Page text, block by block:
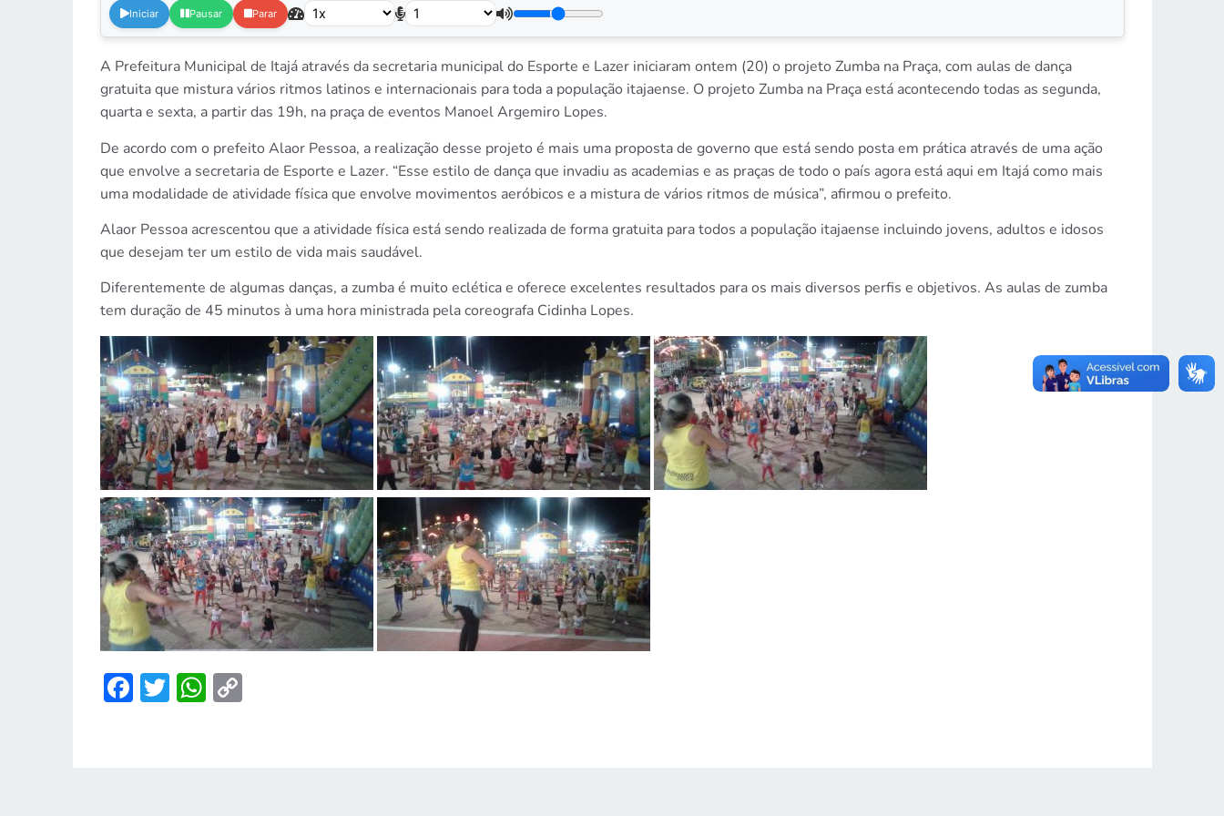
Iniciar Pausar Parar
A Prefeitura Municipal de Itajá através da secretaria municipal do Esporte e Lazer iniciaram ontem (20) o projeto Zumba na Praça, com aulas de dança
gratuita que mistura vários ritmos latinos e internacionais para toda a população itajaense. O projeto Zumba na Praça está acontecendo todas as segunda,
quarta e sexta, a partir das 19h, na praça de eventos Manoel Argemiro Lopes.
De acordo com o prefeito Alaor Pessoa, a realização desse projeto é mais uma proposta de governo que está sendo posta em prática através de uma ação
que envolve a secretaria de Esporte e Lazer. “Esse estilo de dança que invadiu as academias e as praças de todo o país agora está aqui em Itajá como mais
uma modalidade de atividade física que envolve movimentos aeróbicos e a mistura de vários ritmos de música”, afirmou o prefeito.
Alaor Pessoa acrescentou que a atividade física está sendo realizada de forma gratuita para todos a população itajaense incluindo jovens, adultos e idosos
que desejam ter um estilo de vida mais saudável.
Diferentemente de algumas danças, a zumba é muito eclética e oferece excelentes resultados para os mais diversos perfis e objetivos. As aulas de zumba
tem duração de 45 minutos à uma hora ministrada pela coreografa Cidinha Lopes.
Facebook
TwitterWhatsApp
Copy